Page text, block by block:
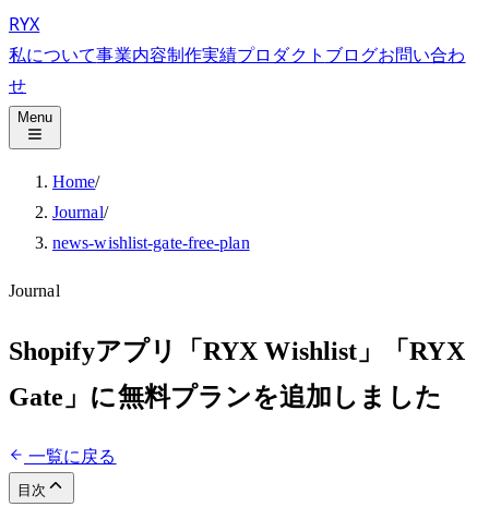
RYX
私について事業内容制作実績プロダクト ブログお問い合わ
せ
Menu
Home/
Journal/
news-wishlist-gate-free-plan
Journal
Shopifyアプリ「RYX Wishlist」「RYX
Gate」に無料プランを追加しました
一覧に戻る
目次